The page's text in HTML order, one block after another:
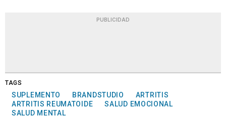
PUBLICIDAD
TAGS
SUPLEMENTO BRANDSTUDIO
ARTRITIS
ARTRITIS REUMATOIDE
SALUD EMOCIONAL
SALUD MENTAL